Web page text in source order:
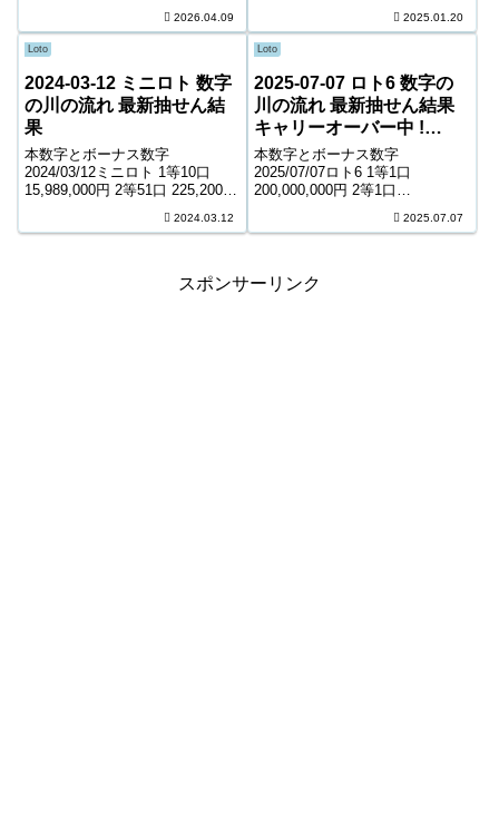
7,300円 5等181,007口 1,000円
キャリーオーバー 480,71...
2026.04.09
1,000円 キャリーオーバー 0...
2025.01.20
Loto
2024-03-12 ミニロト 数字
の川の流れ 最新抽せん結
果
本数字とボーナス数字
2024/03/12ミニロト 1等10口
15,989,000円 2等51口 225,200円
口 1,000円 ＊抽せんの結果は最
2024.03.12
Loto
2025-07-07 ロト6 数字の
川の流れ 最新抽せん結果
キャリーオーバー中 !
18,491,184円
本数字とボーナス数字
2025/07/07ロト6 1等1口
200,000,000円 2等1口
円 4等12,073口 6,100円 5等2025.07.07
スポンサーリンク